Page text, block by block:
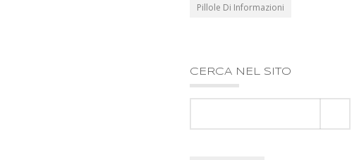
Pillole Di Informazioni
CERCA NEL SITO